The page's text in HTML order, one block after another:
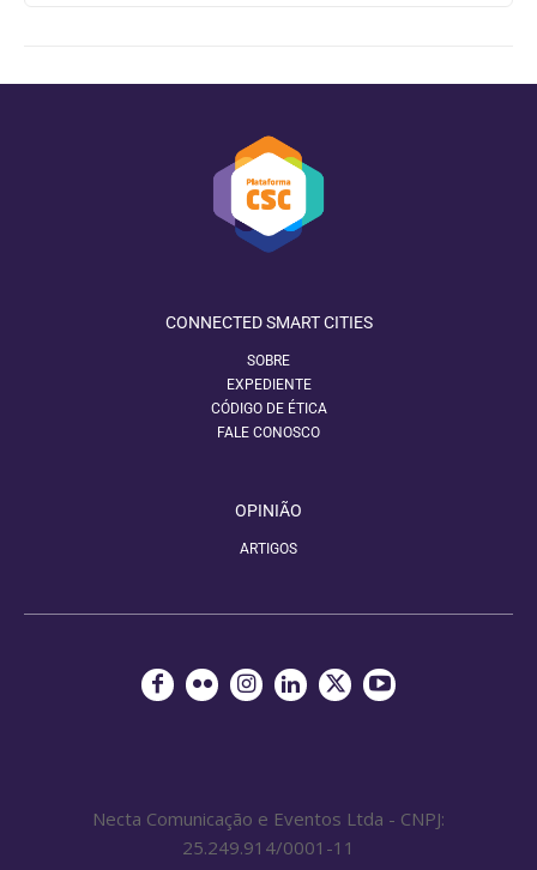
CONNECTED SMART CITIES
SOBRE
EXPEDIENTE
CÓDIGO DE ÉTICA
FALE CONOSCO
OPINIÃO
ARTIGOS
Necta Comunicação e Eventos Ltda - CNPJ:
25.249.914/0001-11